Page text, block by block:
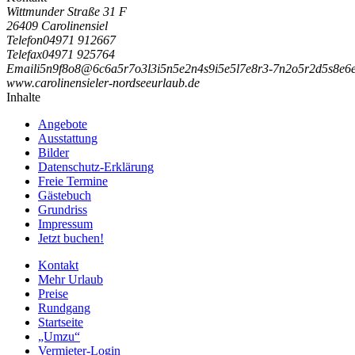
Wittmunder Straße 31 F
26409 Carolinensiel
Telefon04971 912667
Telefax04971 925764
Emaili5n9f8o8@6c6a5r7o3l3i5n5e2n4s9i5e5l7e8r3-7n2o5r2d5s8e6
www.carolinensieler-nordseeurlaub.de
Inhalte
Angebote
Ausstattung
Bilder
Datenschutz-Erklärung
Freie Termine
Gästebuch
Grundriss
Impressum
Jetzt buchen!
Kontakt
Mehr Urlaub
Preise
Rundgang
Startseite
„Umzu“
Vermieter-Login